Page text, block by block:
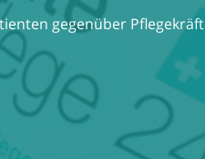
gegenüber